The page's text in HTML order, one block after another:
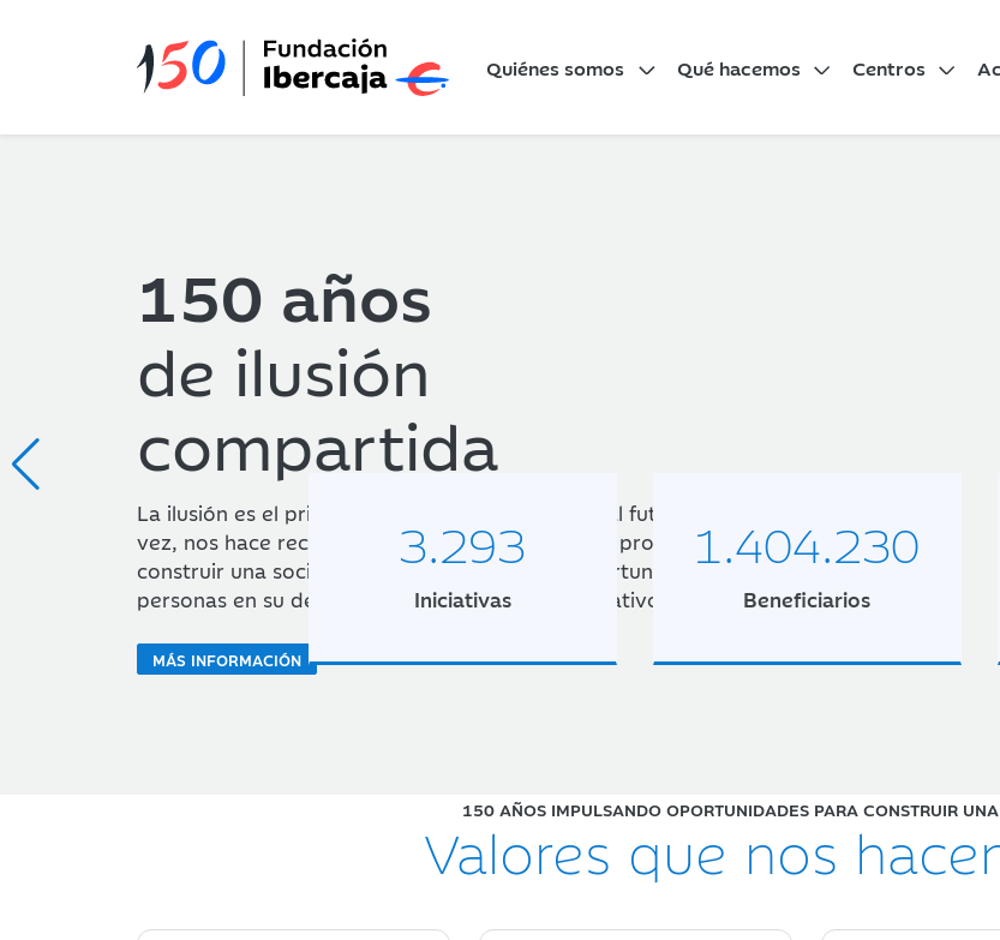
Quiénes somos Qué hacemos Centros
150 años
de ilusión
compartida
La ilusión es el principal motivo que nos mueve al futuro y, a su
vez, nos hace recordar nuestra historia. Nuestro propósito:
construir una sociedad mejor y ofrecer más oportunidades a las
personas en su desarrollo social, cultural o educativo.
MÁS INFORMACIÓN
Premio Fundación
Ibercaja de Pintura
Joven 2026
MÁS INFORMACIÓN
3.293
Iniciativas
1.404.230
Beneficiarios
150 AÑOS IMPULSANDO OPORTUNIDADES PARA CONSTRUIR
Valores que nos